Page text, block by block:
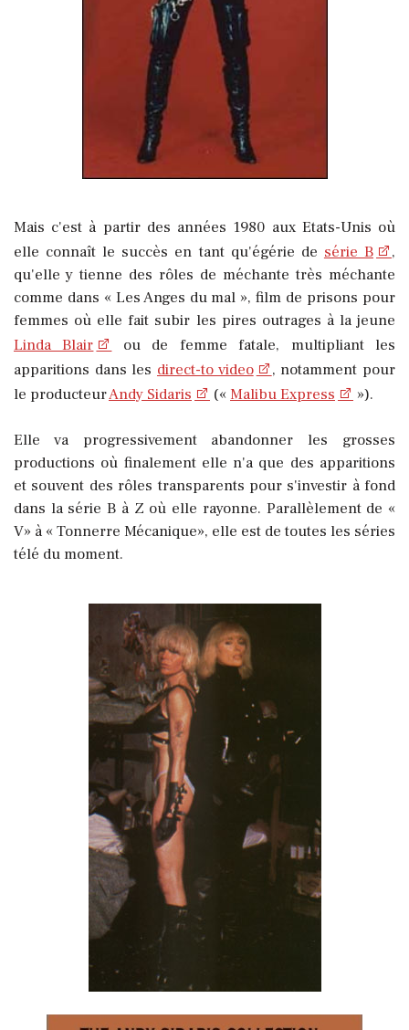
Mais c'est à partir des années 1980 aux Etats-Unis où
elle connaît le succès en tant qu'égérie de série B
,
qu'elle y tienne des rôles de méchante très méchante
comme dans « Les Anges du mal », film de prisons pour
femmes où elle fait subir les pires outrages à la jeune
Linda Blair
ou de femme fatale, multipliant les
apparitions dans les direct-to video
, notamment pour
le producteurAndy Sidaris (« Malibu Express »).
Elle va progressivement abandonner les grosses
productions où finalement elle n'a que des apparitions
et souvent des rôles transparents pour s'investir à fond
dans la série B à Z où elle rayonne. Parallèlement de «
V» à « Tonnerre Mécanique», elle est de toutes les séries
télé du moment.